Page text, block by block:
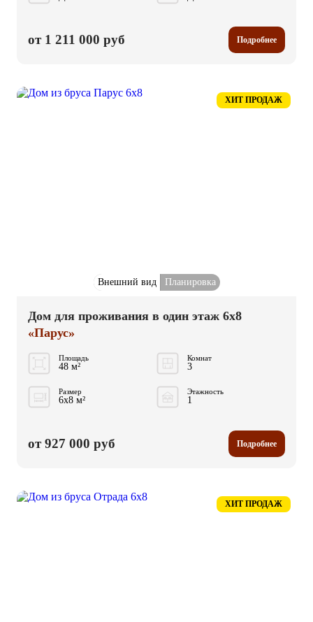
от 1 211 000 руб Подробнее
ХИТ ПРОДАЖ
Внешний вид Планировка
Дом для проживания в один этаж 6x8
«Парус»
Площадь
48 м²
Комнат
3
Размер
6x8 м²
Этажность
1
от 927 000 руб Подробнее
ХИТ ПРОДАЖ